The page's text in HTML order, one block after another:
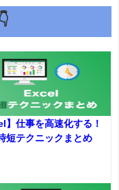
】仕事を高速化する！
短テクニックまとめ